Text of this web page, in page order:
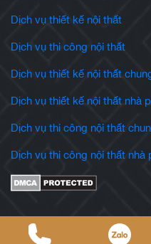
Dịch vụ thiết kế nội thất
Dịch vụ thi công nội thất
Dịch vụ thiết kế nội thất
Dịch vụ thiết kế nội thất nhà
Dịch vụ thi công nội thất
Dịch vụ thi công nội thất nhà